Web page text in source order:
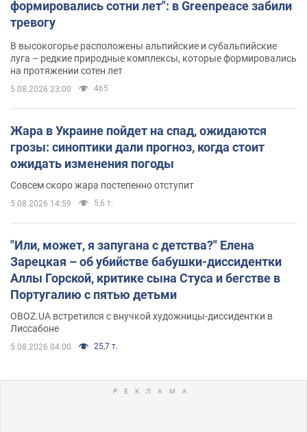
формировались сотни лет": в Greenpeace забили
тревогу
В высокогорье расположены альпийские и субальпийские
луга – редкие природные комплексы, которые формировались
на протяжении сотен лет
5.08.2026 23:00 465
Жара в Украине пойдет на спад, ожидаются
грозы: синоптики дали прогноз, когда стоит
ожидать изменения погоды
Совсем скоро жара постепенно отступит
5.08.2026 14:59 5,6 т.
"Или, может, я запугана с детства?" Елена
Зарецкая – об убийстве бабушки-диссидентки
Аллы Горской, критике сына Стуса и бегстве в
Португалию с пятью детьми
OBOZ.UA встретился с внучкой художницы-диссидентки в
Лиссабоне
5.08.2026 04:00 25,7 т.